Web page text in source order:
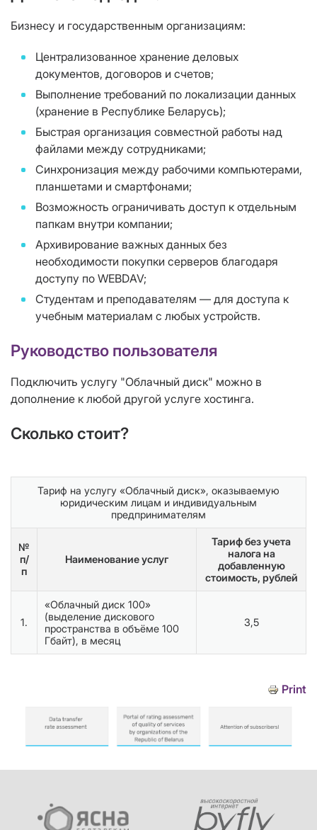
Бизнесу и государственным организациям:
Централизованное хранение деловых
документов, договоров и счетов;
Выполнение требований по локализации данных
(хранение в Республике Беларусь);
Быстрая организация совместной работы над
файлами между сотрудниками;
Синхронизация между рабочими компьютерами,
планшетами и смартфонами;
Возможность ограничивать доступ к отдельным
папкам внутри компании;
Архивирование важных данных без
необходимости покупки серверов благодаря
доступу по WEBDAV;
Студентам и преподавателям — для доступа к
учебным материалам с любых устройств.
Руководство пользователя
Подключить услугу "Облачный диск" можно в
дополнение к любой другой услуге хостинга.
Сколько стоит?
Тариф на услугу «Облачный диск», оказываемую
юридическим лицам и индивидуальным
предпринимателям
№
п/
п
Наименование услуг
Тариф без учета
налога на
добавленную
стоимость, рублей
1.
«Облачный диск 100»
(выделение дискового
пространства в объёме 100
Гбайт), в месяц
3,5
Print